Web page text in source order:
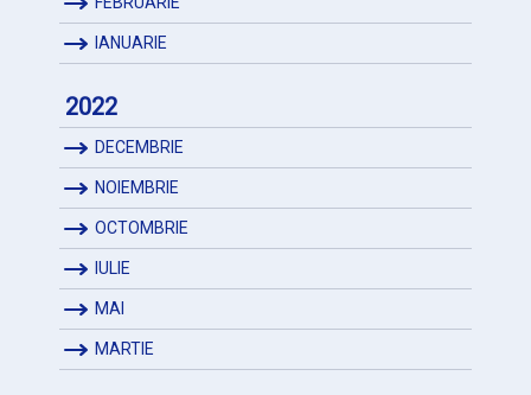
IANUARIE
2022
DECEMBRIE
NOIEMBRIE
OCTOMBRIE
IULIE
MAI
MARTIE